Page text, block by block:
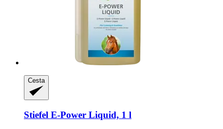
Cesta
Stiefel E-​Power Liquid, 1 l